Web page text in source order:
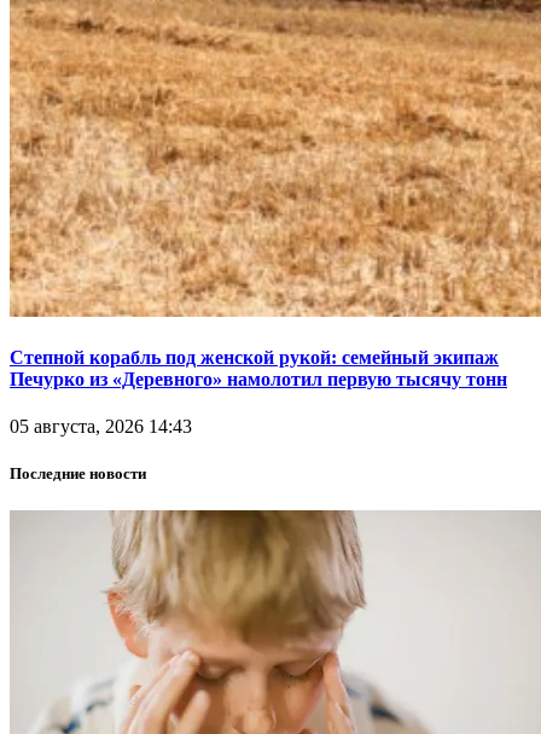
Степной корабль под женской рукой: семейный экипаж
Печурко из «Деревного» намолотил первую тысячу тонн
05 августа, 2026 14:43
Последние новости